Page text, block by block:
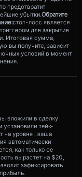
предотвратит
убытки.Обратите
стоп-лосс является
для закрытия
Итоговая сумма,
вы получите, зависит
условий в момент
вложили в сделку
установили тейк-
на уровне , ваша
автоматически
как только ее
вырастет на $20,
зафиксировать